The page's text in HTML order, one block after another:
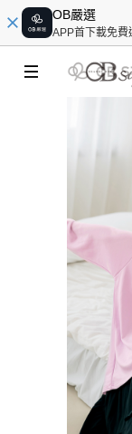
OB嚴選
APP首下載免